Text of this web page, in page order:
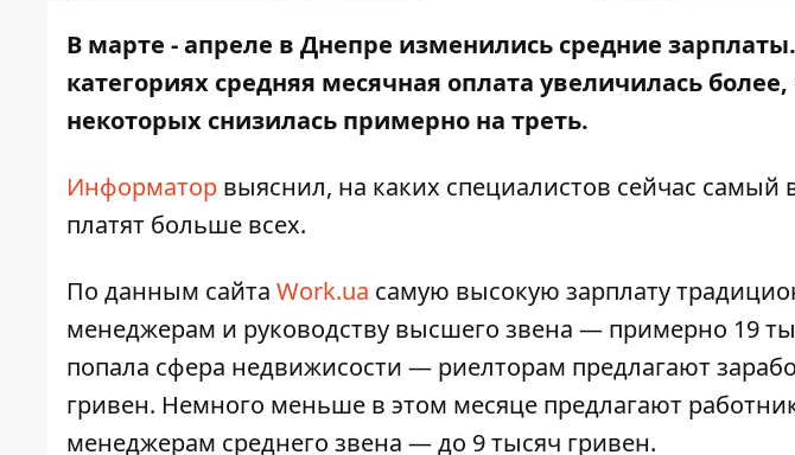
В марте - апреле в Днепре изменились средние
категориях средняя месячная оплата увеличилась
некоторых снизилась примерно на треть.
Информатор выяснил, на каких специалистов сейчас самый
платят больше всех.
По данным сайта Work.ua самую высокую зарплату
менеджерам и руководству высшего звена — примерно 19
попала сфера недвижисости — риелторам предлагают
гривен. Немного меньше в этом месяце предлагают
менеджерам среднего звена — до 9 тысяч гривен.